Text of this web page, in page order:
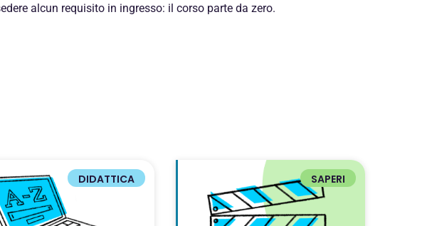
alcun requisito in ingresso: il corso parte da zero.
DIDATTICA SAPERI